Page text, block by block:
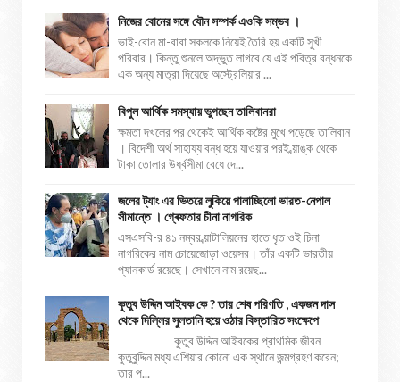
নিজের বোনের সঙ্গে যৌন সম্পর্ক এওকি সম্ভব ।
ভাই-বোন মা-বাবা সকলকে নিয়েই তৈরি হয় একটি সুখী
পরিবার। কিন্তু শুনলে অদ্ভুত লাগবে যে এই পবিত্র বন্ধনকে
এক অন্য মাত্রা দিয়েছে অস্ট্রেলিয়ার ...
বিপুল আর্থিক সমস্যায় ভুগছেন তালিবানরা
ক্ষমতা দখলের পর থেকেই আর্থিক কষ্টের মুখে পড়েছে তালিবান
। বিদেশী অর্থ সাহায্য বন্ধ হয়ে যাওয়ার পরই ব্য়াঙ্ক থেকে
টাকা তোলার উর্ধ্বসীমা বেধে দে...
জলের ট্যাং এর ভিতরে লুকিয়ে পালাচ্ছিলো ভারত-নেপাল
সীমান্তে । গ্ৰেফতার চীনা নাগরিক
এসএসবি-র ৪১ নম্বর ব্য়াটালিয়নের হাতে ধৃত ওই চিনা
নাগরিকের নাম চোয়েজোড়া ওয়েসর। তাঁর একটি ভারতীয়
প্যানকার্ড রয়েছে। সেখানে নাম রয়েছ...
কুতুব উদ্দিন আইবক কে ? তার শেষ পরিণতি , একজন দাস
থেকে দিল্লির সুলতানি হয়ে ওঠার বিস্তারিত সংক্ষেপে
কুতুব উদ্দিন আইবকের প্রাথমিক জীবন
কুতুবুদ্দিন মধ্য এশিয়ার কোনো এক স্থানে জন্মগ্রহণ করেন;
তার প...